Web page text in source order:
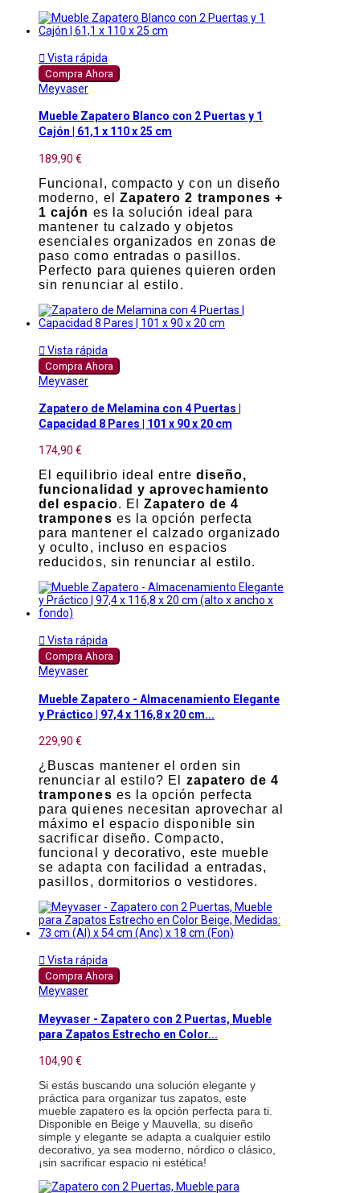
 Vista rápida
Compra Ahora
Meyvaser
Mueble Zapatero Blanco con 2 Puertas y 1
Cajón | 61,1 x 110 x 25 cm
189,90 €
Funcional, compacto y con un diseño
moderno, el Zapatero 2 trampones +
1 cajón es la solución ideal para
mantener tu calzado y objetos
esenciales organizados en zonas de
paso como entradas o pasillos.
Perfecto para quienes quieren orden
sin renunciar al estilo.
 Vista rápida
Compra Ahora
Meyvaser
Zapatero de Melamina con 4 Puertas |
Capacidad 8 Pares | 101 x 90 x 20 cm
174,90 €
El equilibrio ideal entre diseño,
funcionalidad y aprovechamiento
del espacio. ElZapatero de 4
trampones es la opción perfecta
para mantener el calzado organizado
y oculto, incluso en espacios
reducidos, sin renunciar al estilo.
 Vista rápida
Compra Ahora
Meyvaser
Mueble Zapatero - Almacenamiento Elegante
y Práctico | 97,4 x 116,8 x 20 cm...
229,90 €
¿Buscas mantener el orden sin
renunciar al estilo? El zapatero de 4
trampones es la opción perfecta
para quienes necesitan aprovechar al
máximo el espacio disponible sin
sacrificar diseño. Compacto,
funcional y decorativo, este mueble
se adapta con facilidad a entradas,
pasillos, dormitorios o vestidores.
 Vista rápida
Compra Ahora
Meyvaser
Meyvaser - Zapatero con 2 Puertas, Mueble
para Zapatos Estrecho en Color...
104,90 €
Si estás buscando una solución elegante y
práctica para organizar tus zapatos, este
mueble zapatero es la opción perfecta para ti.
Disponible en Beige y Mauvella, su diseño
simple y elegante se adapta a cualquier estilo
decorativo, ya sea moderno, nórdico o clásico,
¡sin sacrificar espacio ni estética!